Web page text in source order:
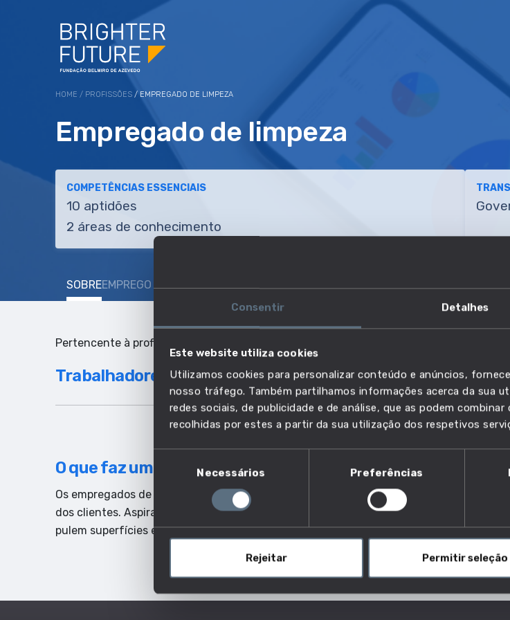
Consentir Detalhes
Este website utiliza cookies
Utilizamos cookies para personalizar conteúdo e anúncios,
nosso tráfego. Também partilhamos informações acerca da sua
redes sociais, de publicidade e de análise, que as podem
recolhidas por estes a partir da sua utilização dos respetivos
consentimento
Necessários Preferências
Rejeitar Permitir seleção
HOME / PROFISSÕES / EMPREGADO DE LIMPEZA
Empregado de limpeza
COMPETÊNCIAS ESSENCIAIS
10 aptidões
2 áreas de conhecimento
SOBREEMPREGO E SALÁRIOEDUCAÇÃO E COMPETÊNCIASTRANSIÇÕES
Pertencente à profissão:
Trabalhadores de limpeza
O que faz um empregado de limpeza?
Os empregados de limpeza realizam todas as atividades de limpeza necessárias para
dos clientes. Aspiram e varrem os pavimentos, lavam a louça, lavam a roupa, limpam o
pulem superfícies e desinfetam equipamento e materiais.